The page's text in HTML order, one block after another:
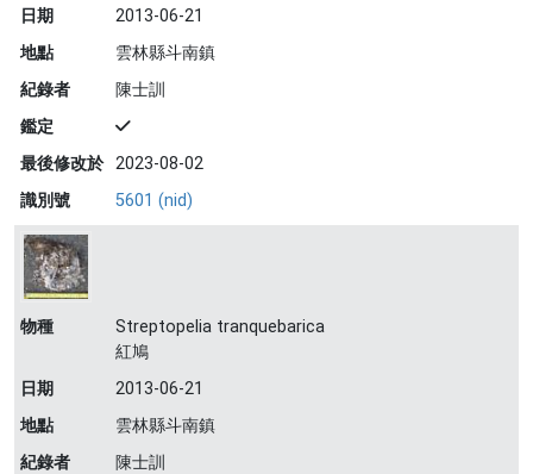
日期
2013-06-21
地點
雲林縣斗南鎮
紀錄者
陳士訓
鑑定
最後修改於 2023-08-02
識別號
5601 (nid)
物種
Streptopelia tranquebarica
紅鳩
日期
2013-06-21
地點
雲林縣斗南鎮
紀錄者
陳士訓